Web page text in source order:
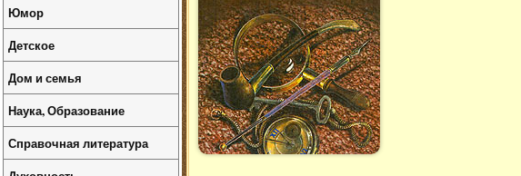
Юмор
Детское
Дом и семья
Наука, Образование
Справочная литература